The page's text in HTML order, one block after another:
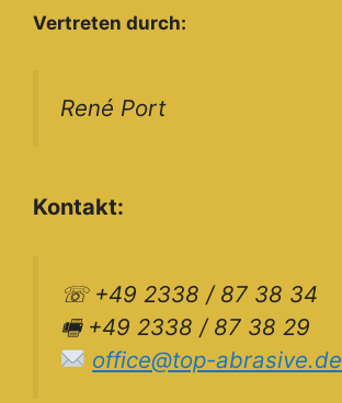
Vertreten durch:
René Port
Kontakt:
☏ +49 2338 / 87 38 34
🖷 +49 2338 / 87 38 29
office@top-abrasive.de